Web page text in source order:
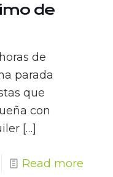
de
de
parada
que
con
[…]
Read more